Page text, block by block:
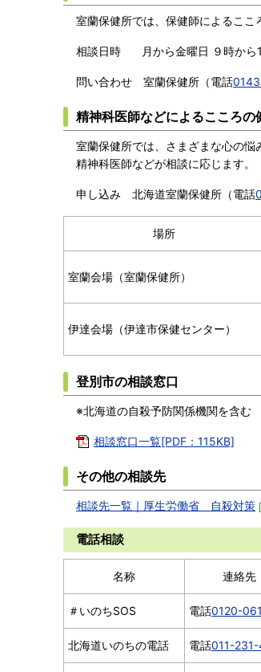
室蘭保健所では、保健師によるここ
相談日時 月から金曜日 ９時から
問い合わせ 室蘭保健所（電話
精神科医師などによるこころの
室蘭保健所では、さまざまな心の悩
精神科医師などが相談に応じます。
申し込み 北海道室蘭保健所（電話
場所
室蘭会場（室蘭保健所）
伊達会場（伊達市保健センター）
登別市の相談窓口
※北海道の自殺予防関係機関を含む
相談窓口一覧[PDF：115KB]
その他の相談先
相談先一覧｜厚生労働省 自殺対策
電話相談
名称 連絡先
＃いのちSOS 電話0120-
北海道いのちの電話 電話011-